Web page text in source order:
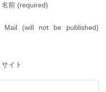
名前 (required)
Mail (will not be published)
サイト